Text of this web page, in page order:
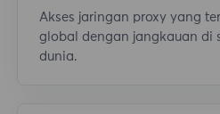
Akses jaringan proxy yang
global dengan jangkauan di
dunia.